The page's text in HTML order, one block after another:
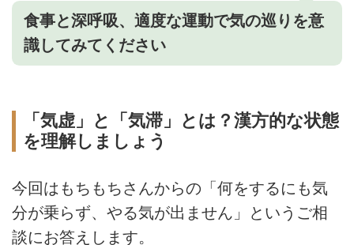
食事と深呼吸、適度な運動で気の巡りを意
識してみてください
「気虚」と「気滞」とは？漢方的な状態
を理解しましょう
今回はもちもちさんからの「何をするにも気
分が乗らず、やる気が出ません」というご相
談にお答えします。